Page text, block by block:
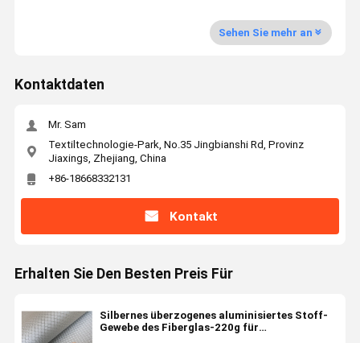
Sehen Sie mehr an
Kontaktdaten
Mr. Sam
Textiltechnologie-Park, No.35 Jingbianshi Rd, Provinz
Jiaxings, Zhejiang, China
+86-18668332131
Kontakt
Erhalten Sie Den Besten Preis Für
Silbernes überzogenes aluminisiertes Stoff-
Gewebe des Fiberglas-220g für